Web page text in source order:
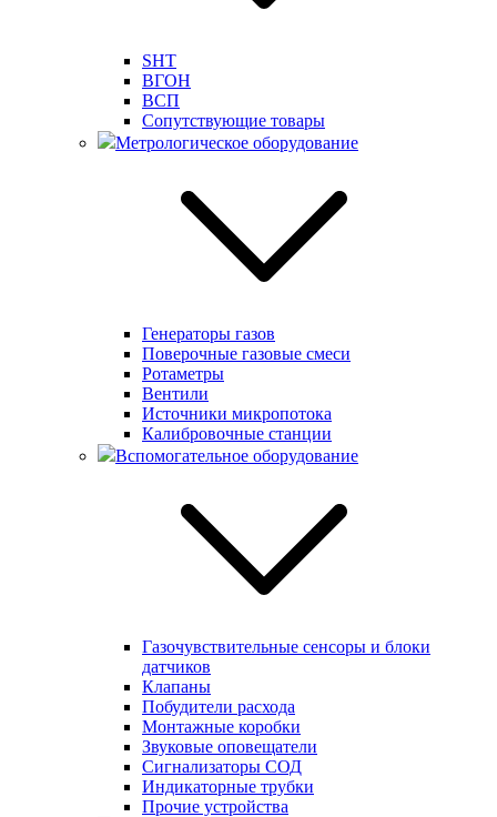
SHT
ВГОН
ВСП
Сопутствующие товары
Метрологическое оборудование
Генераторы газов
Поверочные газовые смеси
Ротаметры
Вентили
Источники микропотока
Калибровочные станции
Вспомогательное оборудование
Газочувствительные сенсоры и блоки
датчиков
Клапаны
Побудители расхода
Монтажные коробки
Звуковые оповещатели
Сигнализаторы СОД
Индикаторные трубки
Прочие устройства